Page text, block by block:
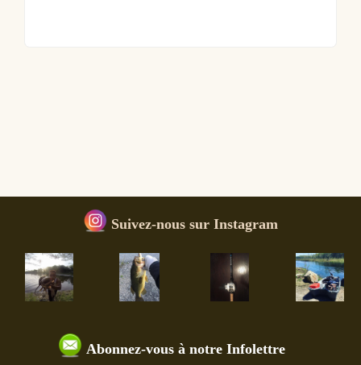
Suivez-nous sur Instagram
Abonnez-vous à notre Infolettre